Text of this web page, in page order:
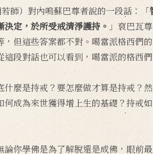
師）對內嗚蘇巴尊者說的一段話：「
定，於所受戒清淨護持。 」袞巴瓦
但這些答案都不對。噶當派格西們
段對話也可以看到，噶當派的格西
麼是持戒？要怎麼做才算是持戒？
成為來世獲得增上生的基礎？持戒
你學佛是為了解脫還是成佛，眼前